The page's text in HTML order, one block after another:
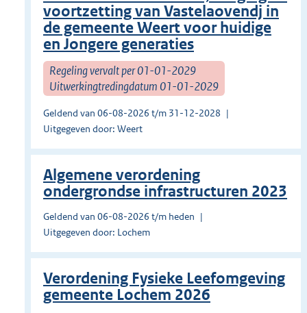
voortzetting van Vastelaovendj in
de gemeente Weert voor huidige
en Jongere generaties
Regeling vervalt per 01-01-2029
Uitwerkingtredingdatum 01-01-2029
Geldend van 06-08-2026 t/m 31-12-2028
Uitgegeven door: Weert
Algemene verordening
ondergrondse infrastructuren 2023
Geldend van 06-08-2026 t/m heden
Uitgegeven door: Lochem
Verordening Fysieke Leefomgeving
gemeente Lochem 2026